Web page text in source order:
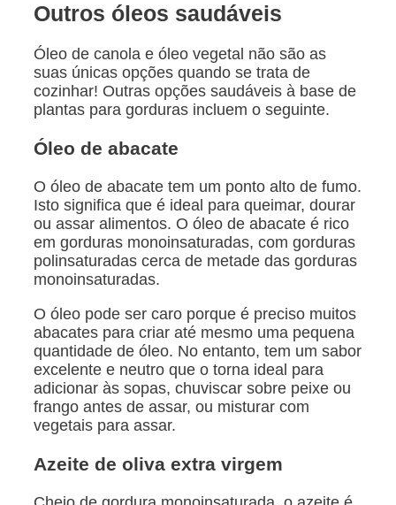
Outros óleos saudáveis
Óleo de canola e óleo vegetal não são as
suas únicas opções quando se trata de
cozinhar! Outras opções saudáveis à base de
plantas para gorduras incluem o seguinte.
Óleo de abacate
O óleo de abacate tem um ponto alto de fumo.
Isto significa que é ideal para queimar, dourar
ou assar alimentos. O óleo de abacate é rico
em gorduras monoinsaturadas, com gorduras
polinsaturadas cerca de metade das gorduras
monoinsaturadas.
O óleo pode ser caro porque é preciso muitos
abacates para criar até mesmo uma pequena
quantidade de óleo. No entanto, tem um sabor
excelente e neutro que o torna ideal para
adicionar às sopas, chuviscar sobre peixe ou
frango antes de assar, ou misturar com
vegetais para assar.
Azeite de oliva extra virgem